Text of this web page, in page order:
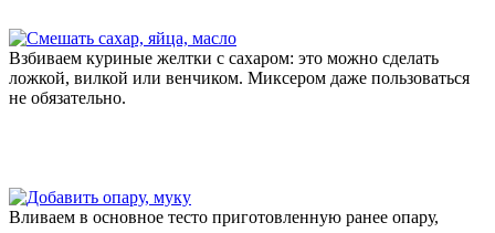
Взбиваем куриные желтки с сахаром: это можно сделать
ложкой, вилкой или венчиком. Миксером даже пользоваться
не обязательно.
Вливаем в основное тесто приготовленную ранее опару,